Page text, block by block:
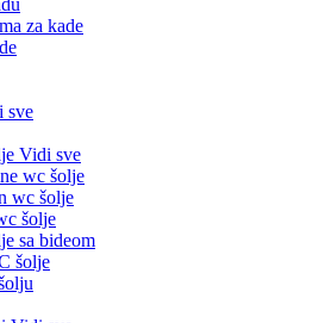
za kade
sve
Vidi sve
wc šolje
wc šolje
šolje
sa bideom
šolje